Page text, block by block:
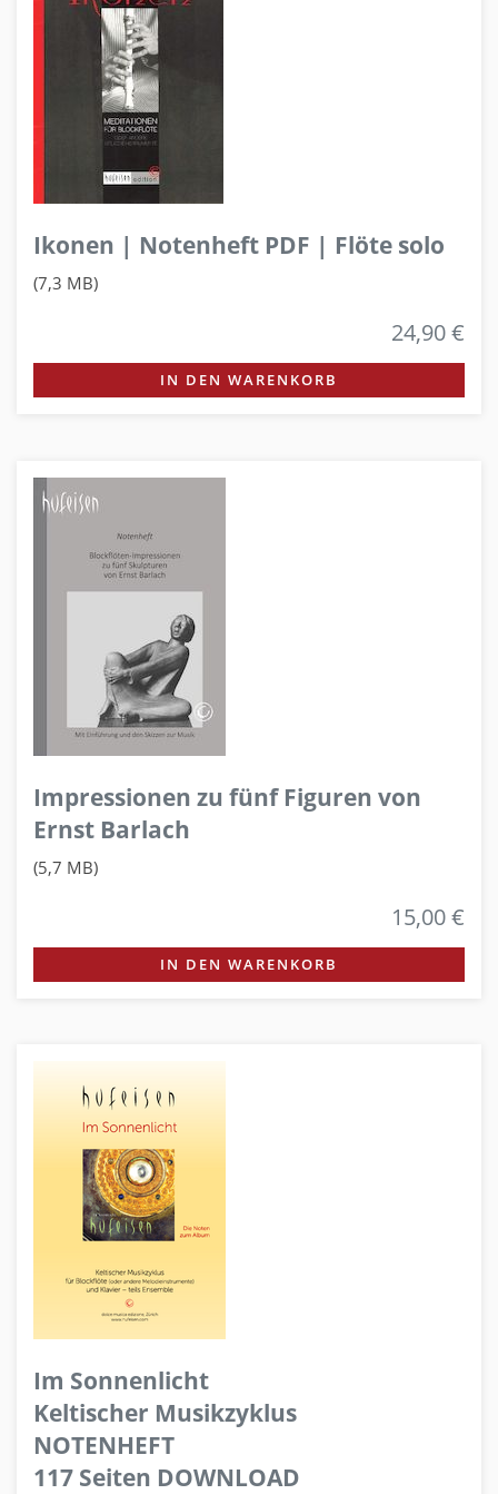
Ikonen | Notenheft PDF | Flöte solo
(7,3 MB)
24,90 €
IN DEN WARENKORB
Impressionen zu fünf Figuren von
Ernst Barlach
(5,7 MB)
15,00 €
IN DEN WARENKORB
Im Sonnenlicht
Keltischer Musikzyklus
NOTENHEFT
117 Seiten DOWNLOAD